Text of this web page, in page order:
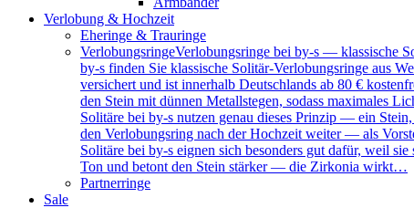
Verlobung & Hochzeit
Eheringe & Trauringe
VerlobungsringeVerlobungsringe bei by-s — klassische
by-s finden Sie klassische Solitär-Verlobungsringe aus
versichert und ist innerhalb Deutschlands ab 80 €
den Stein mit dünnen Metallstegen, sodass maximales
Solitäre bei by-s nutzen genau dieses Prinzip — ein
den Verlobungsring nach der Hochzeit weiter — als
Solitäre bei by-s eignen sich besonders gut dafür, weil
Ton und betont den Stein stärker — die Zirkonia wirkt…
Partnerringe
Sale